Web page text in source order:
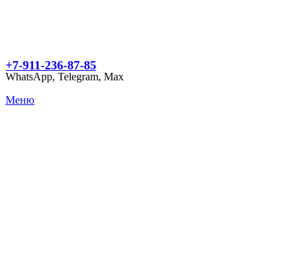
+7-911-236-87-85
WhatsApp, Telegram, Max
Меню